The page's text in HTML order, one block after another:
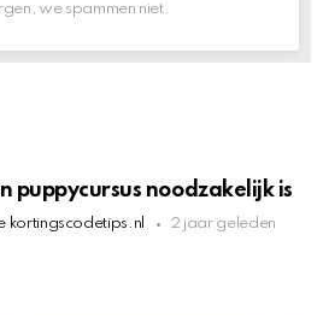
we spammen niet.
puppycursus noodzakelijk is
kortingscodetips.nl 2 jaar geleden